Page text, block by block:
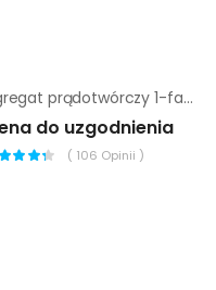
Agregat prądotwórczy 1-fazowy Chicago Pneumatic cppg 3P Std
do uzgodnienia
( 106 Opinii )